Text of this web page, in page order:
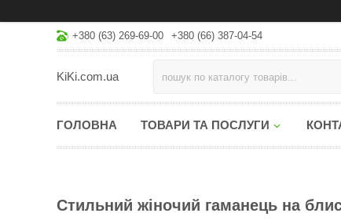
+380 (63) 269-69-00 +380 (66) 387-04-54
KiKi.com.ua
ГОЛОВНА ТОВАРИ ТА ПОСЛУГИ
Стильний жіночий гаманець на